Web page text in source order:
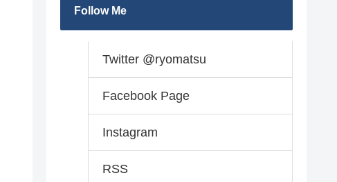
Follow Me
Twitter @ryomatsu
Facebook Page
Instagram
RSS